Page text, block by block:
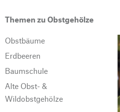
Themen zu Obstgehölze
Obstbäume
Erdbeeren
Baumschule
Alte Obst- &
Wildobstgehölze